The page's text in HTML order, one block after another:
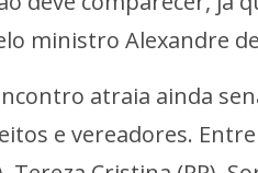
ministro Alexandre de
atraia ainda
e vereadores.